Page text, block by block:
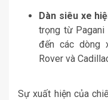
Dàn siêu xe
trọng từ Pagani
đến các dòng
Rover và
Sự xuất hiện của